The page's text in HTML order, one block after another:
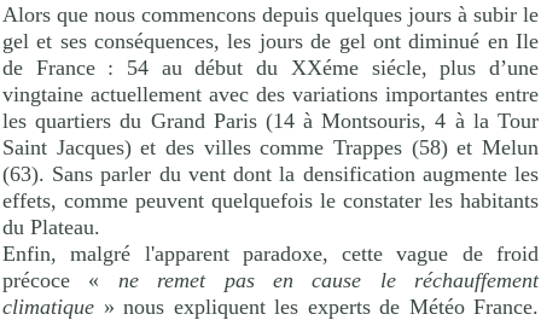
Alors que nous commencons depuis quelques jours à subir le
gel et ses conséquences, les jours de gel ont diminué en Ile
de France : 54 au début du XXéme siécle, plus d’une
vingtaine actuellement avec des variations importantes entre
les quartiers du Grand Paris (14 à Montsouris, 4 à la Tour
Saint Jacques) et des villes comme Trappes (58) et Melun
(63). Sans parler du vent dont la densification augmente les
effets, comme peuvent quelquefois le constater les habitants
du Plateau.
Enfin, malgré l'apparent paradoxe, cette vague de froid
précoce « ne remet pas en cause le réchauffement
climatique » nous expliquent les experts de Météo France.